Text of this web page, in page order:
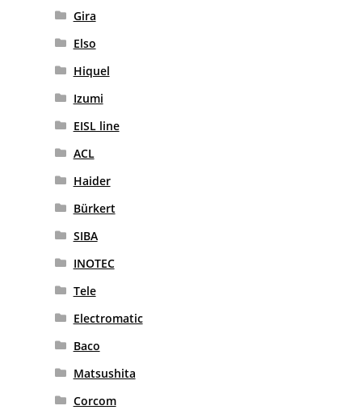
Gira
Elso
Hiquel
Izumi
EISL line
ACL
Haider
Bürkert
SIBA
INOTEC
Tele
Electromatic
Baco
Matsushita
Corcom